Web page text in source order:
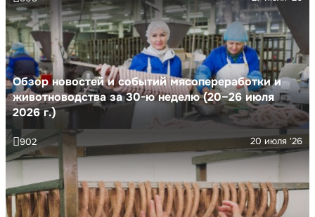
Обзор новостей и событий мясопереработки и
животноводства за 30-ю неделю (20–26 июля
2026 г.)
20 июля '26
902